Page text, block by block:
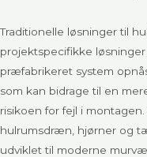
Traditionelle løsninger til
projektspecifikke
præfabrikeret system
som kan bidrage til en
risikoen for fejl i
hulrumsdræn, hjørner og
udviklet til moderne